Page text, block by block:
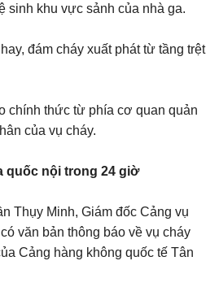
sinh khu vực sảnh của nhà ga.
đám cháy xuất phát từ tầng trệt
chính thức từ phía cơ quan quản
của vụ cháy.
quốc nội trong 24 giờ
Thụy Minh, Giám đốc Cảng vụ
văn bản thông báo về vụ cháy
Cảng hàng không quốc tế Tân